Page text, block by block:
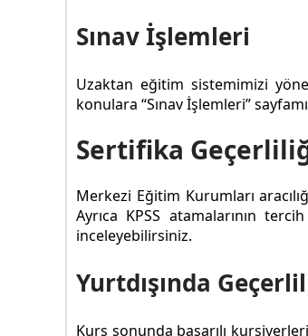
Sınav İşlemleri
Uzaktan eğitim sistemimizi
konulara “Sınav İşlemleri”
Sertifika
Merkezi Eğitim Kurumları
Ayrıca KPSS atamalarının
inceleyebilirsiniz.
Yurtdışında
Kurs sonunda başarılı